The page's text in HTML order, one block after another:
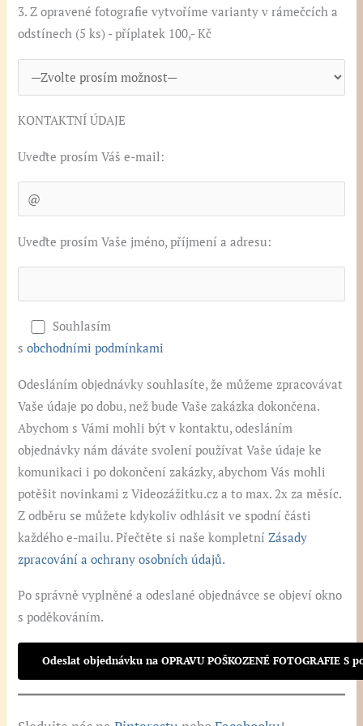
3. Z opravené fotografie vytvoříme varianty v rámečcích a
odstínech (5 ks) - příplatek 100,- Kč
KONTAKTNÍ ÚDAJE
Uveďte prosím Váš e-mail:
Uveďte prosím Vaše jméno, příjmení a adresu:
Souhlasím
sobchodními podmínkami
Odesláním objednávky souhlasíte, že můžeme zpracovávat
Vaše údaje po dobu, než bude Vaše zakázka dokončena.
Abychom s Vámi mohli být v kontaktu, odesláním
objednávky nám dáváte svolení používat Vaše údaje ke
komunikaci i po dokončení zakázky, abychom Vás mohli
potěšit novinkami z Videozážitku.cz a to max. 2x za měsíc.
Z odběru se můžete kdykoliv odhlásit ve spodní části
každého e-mailu. Přečtěte si naše kompletníZásady
zpracování a ochrany osobních údajů.
Po správně vyplněné a odeslané objednávce se objeví okno
s poděkováním.